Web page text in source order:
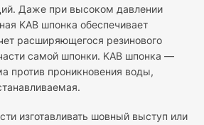
Даже при высоком давлении
KAB шпонка обеспечивает
расширяющегося резинового
самой шпонки. KAB шпонка —
против проникновения воды,
изготавливать шовный выступ или